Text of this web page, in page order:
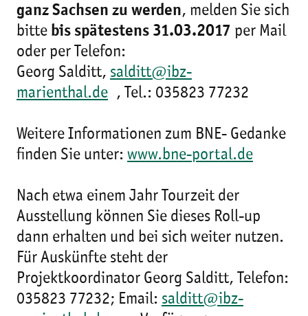
ganz Sachsen zu werden, melden Sie sich
bitte bis spätestens 31.03.2017 per Mail
oder per Telefon:
Georg Salditt, salditt@ibz-
marienthal.de , Tel.: 035823 77232
Weitere Informationen zum BNE- Gedanke
finden Sie unter: www.bne-portal.de
Nach etwa einem Jahr Tourzeit der
Ausstellung können Sie dieses Roll-up
dann erhalten und bei sich weiter nutzen.
Für Auskünfte steht der
Projektkoordinator Georg Salditt, Telefon:
035823 77232; Email: salditt@ibz-